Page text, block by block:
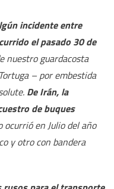
incidente entre
el pasado 30 de
nuestro guardacosta
– por embestida
De Irán, la
de buques
ocurrió en Julio del año
y otro con bandera